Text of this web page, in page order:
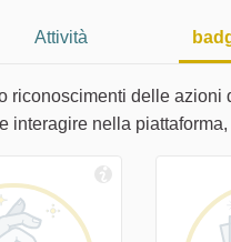
Attività
riconoscimenti delle
interagire nella